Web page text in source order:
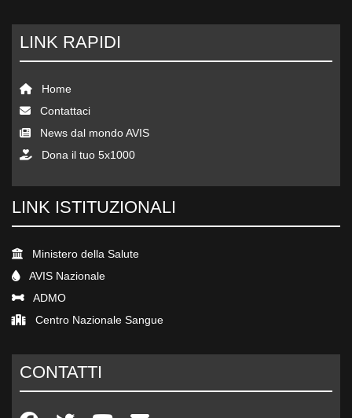
LINK RAPIDI
Home
Contattaci
News dal mondo AVIS
Dona il tuo 5x1000
LINK ISTITUZIONALI
Ministero della Salute
AVIS Nazionale
ADMO
Centro Nazionale Sangue
CONTATTI